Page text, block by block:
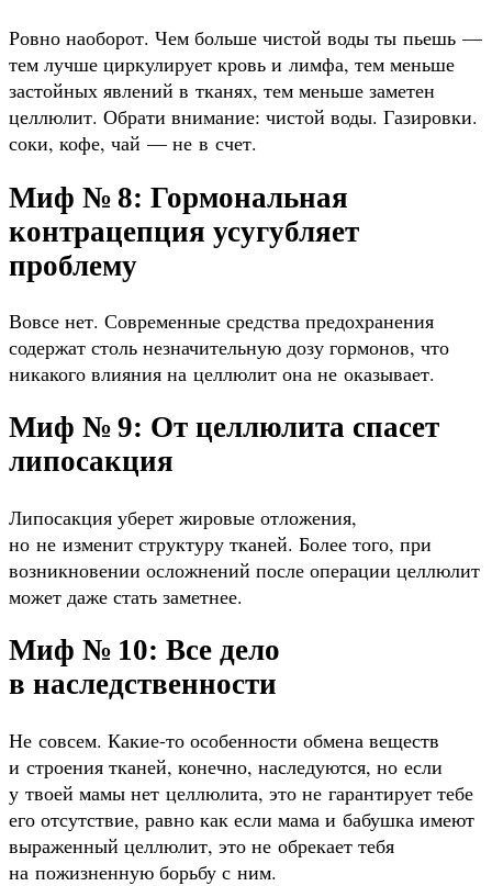
Ровно наоборот. Чем больше чистой воды ты пьешь —
тем лучше циркулирует кровь и лимфа, тем меньше
застойных явлений в тканях, тем меньше заметен
целлюлит. Обрати внимание: чистой воды. Газировки.
соки, кофе, чай — не в счет.
Миф № 8: Гормональная
контрацепция усугубляет
проблему
Вовсе нет. Современные средства предохранения
содержат столь незначительную дозу гормонов, что
никакого влияния на целлюлит она не оказывает.
Миф № 9: От целлюлита спасет
липосакция
Липосакция уберет жировые отложения,
но не изменит структуру тканей. Более того, при
возникновении осложнений после операции целлюлит
может даже стать заметнее.
Миф № 10: Все дело
в наследственности
Не совсем. Какие-то особенности обмена веществ
и строения тканей, конечно, наследуются, но если
у твоей мамы нет целлюлита, это не гарантирует тебе
его отсутствие, равно как если мама и бабушка имеют
выраженный целлюлит, это не обрекает тебя
на пожизненную борьбу с ним.